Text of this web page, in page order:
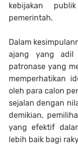
kebijakan
pemerintah.
Dalam
ajang yang
patronase yang
memperhatikan
oleh para calon
sejalan dengan
demikian,
yang efektif
lebih baik bagi